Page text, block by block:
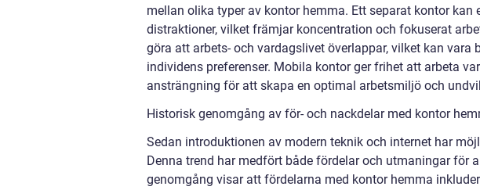
mellan olika typer av kontor hemma. Ett separat kontor kan
distraktioner, vilket främjar koncentration och fokuserat
göra att arbets- och vardagslivet överlappar, vilket kan vara
individens preferenser. Mobila kontor ger frihet att arbeta
ansträngning för att skapa en optimal arbetsmiljö och
Historisk genomgång av för- och nackdelar med kontor
Sedan introduktionen av modern teknik och internet har
Denna trend har medfört både fördelar och utmaningar för
genomgång visar att fördelarna med kontor hemma